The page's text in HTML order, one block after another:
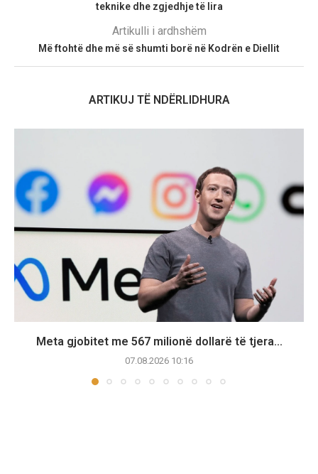
teknike dhe zgjedhje të lira
Artikulli i ardhshëm
Më ftohtë dhe më së shumti borë në Kodrën e Diellit
ARTIKUJ TË NDËRLIDHURA
Meta gjobitet me 567 milionë dollarë të tjera...
07.08.2026 10:16